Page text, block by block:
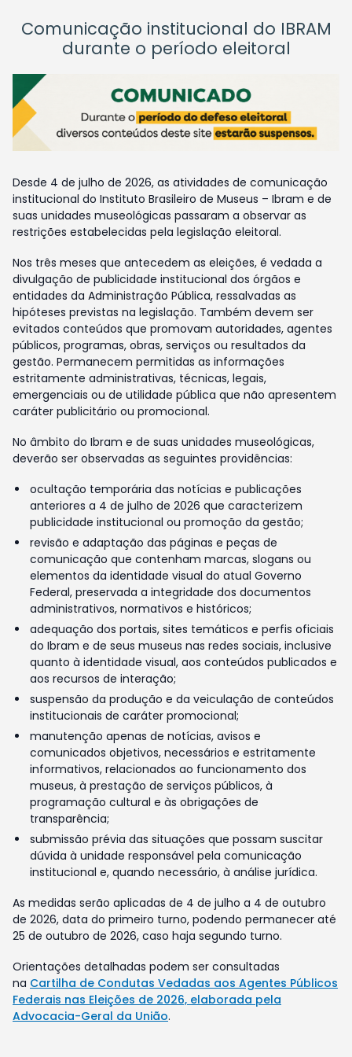
Comunicação institucional do IBRAM
durante o período eleitoral
Desde 4 de julho de 2026, as atividades de comunicação
institucional do Instituto Brasileiro de Museus – Ibram e de
suas unidades museológicas passaram a observar as
restrições estabelecidas pela legislação eleitoral.
Nos três meses que antecedem as eleições, é vedada a
divulgação de publicidade institucional dos órgãos e
entidades da Administração Pública, ressalvadas as
hipóteses previstas na legislação. Também devem ser
evitados conteúdos que promovam autoridades, agentes
públicos, programas, obras, serviços ou resultados da
gestão. Permanecem permitidas as informações
estritamente administrativas, técnicas, legais,
emergenciais ou de utilidade pública que não apresentem
caráter publicitário ou promocional.
No âmbito do Ibram e de suas unidades museológicas,
deverão ser observadas as seguintes providências:
ocultação temporária das notícias e publicações
anteriores a 4 de julho de 2026 que caracterizem
publicidade institucional ou promoção da gestão;
revisão e adaptação das páginas e peças de
comunicação que contenham marcas, slogans ou
elementos da identidade visual do atual Governo
Federal, preservada a integridade dos documentos
administrativos, normativos e históricos;
adequação dos portais, sites temáticos e perfis oficiais
do Ibram e de seus museus nas redes sociais, inclusive
quanto à identidade visual, aos conteúdos publicados e
aos recursos de interação;
suspensão da produção e da veiculação de conteúdos
institucionais de caráter promocional;
manutenção apenas de notícias, avisos e
comunicados objetivos, necessários e estritamente
informativos, relacionados ao funcionamento dos
museus, à prestação de serviços públicos, à
programação cultural e às obrigações de
transparência;
submissão prévia das situações que possam suscitar
dúvida à unidade responsável pela comunicação
institucional e, quando necessário, à análise jurídica.
As medidas serão aplicadas de 4 de julho a 4 de outubro
de 2026, data do primeiro turno, podendo permanecer até
25 de outubro de 2026, caso haja segundo turno.
Orientações detalhadas podem ser consultadas
na Cartilha de Condutas Vedadas aos Agentes Públicos
Federais nas Eleições de 2026, elaborada pela
Advocacia-Geral da União.